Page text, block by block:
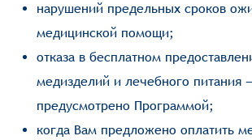
нарушений предельных сроков
медицинской помощи;
отказа в бесплатном
медизделий и лечебного питания
предусмотрено Программой;
когда Вам предложено оплатить